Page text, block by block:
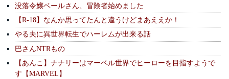
没落令嬢ベールさん、冒険者始めました
【R-18】なんか思ってたんと違うけどまあええか！
やる夫に異世界転生でハーレムが出来る話
巴さんNTRもの
【あんこ】ナナリーはマーベル世界でヒーローを目指すようで
す【MARVEL】